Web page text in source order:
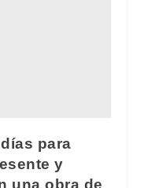
para
y